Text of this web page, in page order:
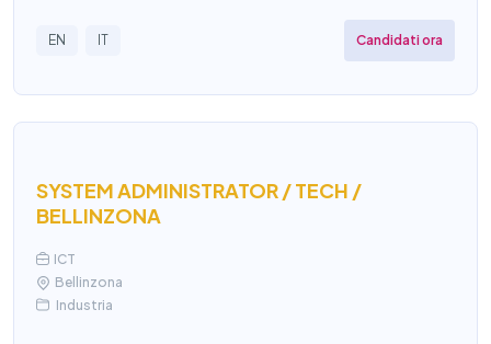
EN IT Candidati ora
SYSTEM ADMINISTRATOR / TECH /
BELLINZONA
ICT
Bellinzona
Industria